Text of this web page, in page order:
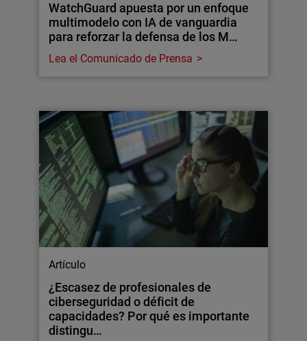
WatchGuard apuesta por un enfoque
multimodelo con IA de vanguardia
para reforzar la defensa de los M…
Lea el Comunicado de Prensa
Artículo
¿Escasez de profesionales de
ciberseguridad o déficit de
capacidades? Por qué es importante
distingu…